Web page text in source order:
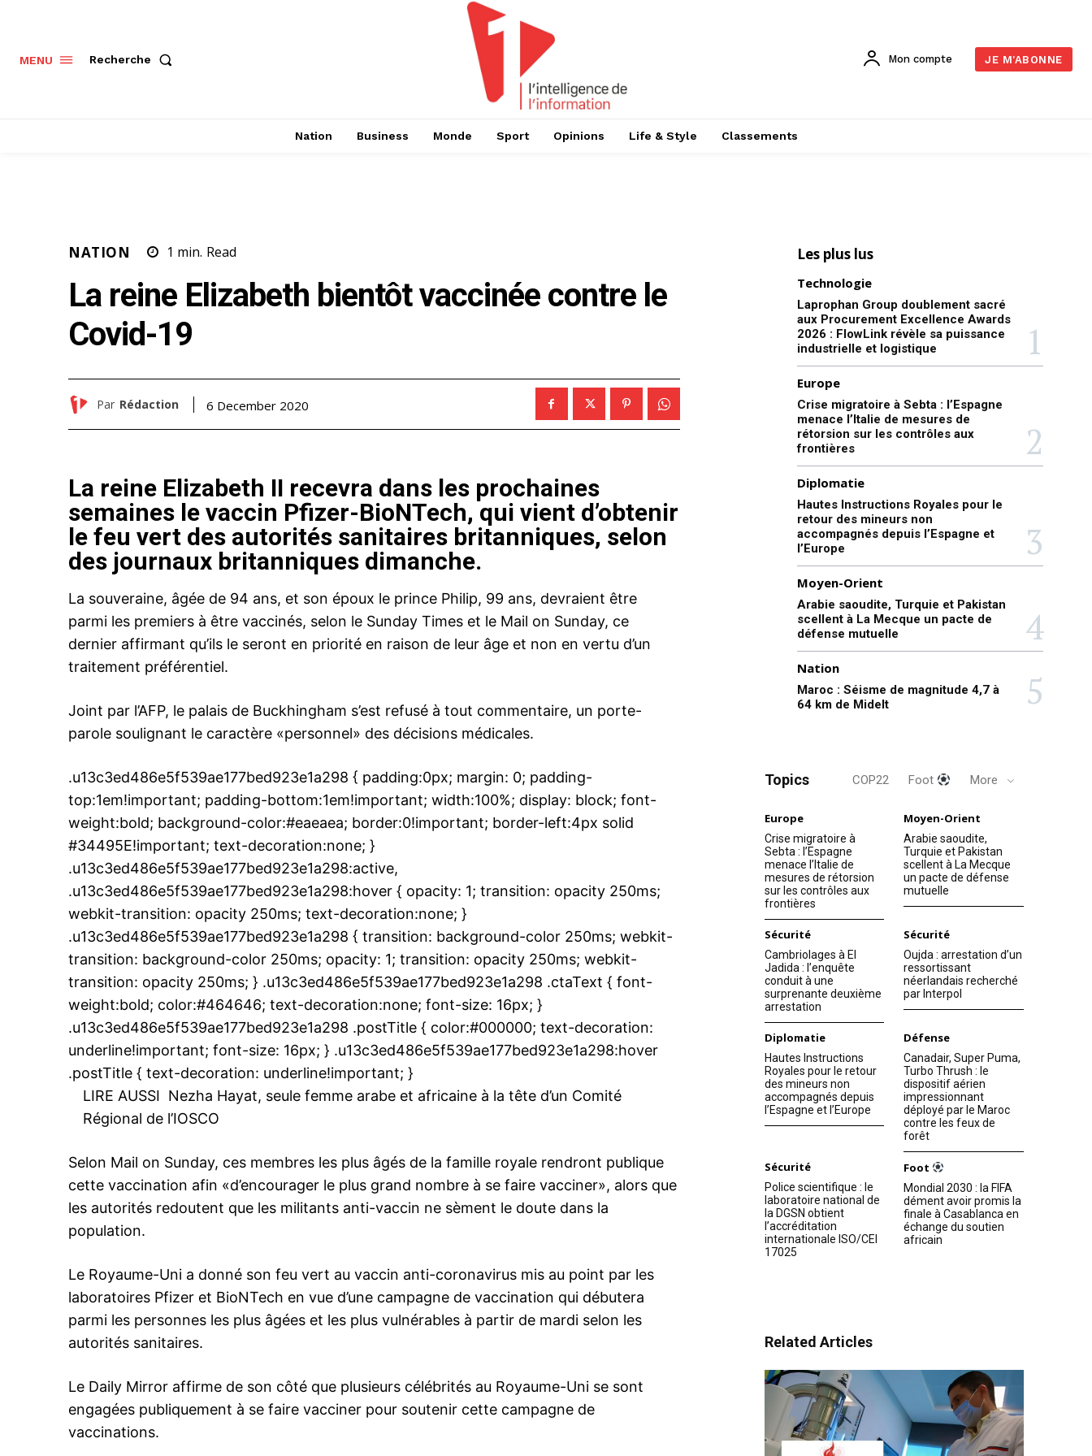
le1.ma
MENU Recherche Mon compte JE M'ABONNE
Nation Business Monde Sport Opinions Life & Style Classements
NATION 1 min. Read
La reine Elizabeth bientôt vaccinée contre le
Covid-19
Par Rédaction 6 December 2020
La reine Elizabeth II recevra dans les prochaines
semaines le vaccin Pfizer-BioNTech, qui vient d’obtenir
le feu vert des autorités sanitaires britanniques, selon
des journaux britanniques dimanche.
La souveraine, âgée de 94 ans, et son époux le prince Philip, 99 ans, devraient être
parmi les premiers à être vaccinés, selon le Sunday Times et le Mail on Sunday, ce
dernier affirmant qu’ils le seront en priorité en raison de leur âge et non en vertu d’un
traitement préférentiel.
Joint par l’AFP, le palais de Buckhingham s’est refusé à tout commentaire, un porte-
parole soulignant le caractère «personnel» des décisions médicales.
.u13c3ed486e5f539ae177bed923e1a298 { padding:0px; margin: 0; padding-
top:1em!important; padding-bottom:1em!important; width:100%; display: block; font-
weight:bold; background-color:#eaeaea; border:0!important; border-left:4px solid
#34495E!important; text-decoration:none; }
.u13c3ed486e5f539ae177bed923e1a298:active,
.u13c3ed486e5f539ae177bed923e1a298:hover { opacity: 1; transition: opacity 250ms;
webkit-transition: opacity 250ms; text-decoration:none; }
.u13c3ed486e5f539ae177bed923e1a298 { transition: background-color 250ms; webkit-
transition: background-color 250ms; opacity: 1; transition: opacity 250ms; webkit-
transition: opacity 250ms; } .u13c3ed486e5f539ae177bed923e1a298 .ctaText { font-
weight:bold; color:#464646; text-decoration:none; font-size: 16px; }
.u13c3ed486e5f539ae177bed923e1a298 .postTitle { color:#000000; text-decoration:
underline!important; font-size: 16px; } .u13c3ed486e5f539ae177bed923e1a298:hover
.postTitle { text-decoration: underline!important; }
LIRE AUSSI Nezha Hayat, seule femme arabe et africaine à la tête d’un Comité
Régional de l’IOSCO
Selon Mail on Sunday, ces membres les plus âgés de la famille royale rendront publique
cette vaccination afin «d’encourager le plus grand nombre à se faire vacciner», alors que
les autorités redoutent que les militants anti-vaccin ne sèment le doute dans la
population.
Le Royaume-Uni a donné son feu vert au vaccin anti-coronavirus mis au point par les
laboratoires Pfizer et BioNTech en vue d’une campagne de vaccination qui débutera
parmi les personnes les plus âgées et les plus vulnérables à partir de mardi selon les
autorités sanitaires.
Le Daily Mirror affirme de son côté que plusieurs célébrités au Royaume-Uni se sont
engagées publiquement à se faire vacciner pour soutenir cette campagne de
vaccinations.
Les plus lus
Technologie
Laprophan Group doublement sacré
aux Procurement Excellence Awards
2026 : FlowLink révèle sa puissance
industrielle et logistique
Europe
Crise migratoire à Sebta : l’Espagne
menace l’Italie de mesures de
rétorsion sur les contrôles aux
frontières
Diplomatie
Hautes Instructions Royales pour le
retour des mineurs non
accompagnés depuis l’Espagne et
l’Europe
Moyen-Orient
Arabie saoudite, Turquie et Pakistan
scellent à La Mecque un pacte de
défense mutuelle
Nation
Maroc : Séisme de magnitude 4,7 à
64 km de Midelt
Topics COP22 Foot More
Europe
Crise migratoire à
Sebta : l’Espagne
menace l’Italie de
mesures de rétorsion
sur les contrôles aux
frontières
Moyen-Orient
Arabie saoudite,
Turquie et Pakistan
scellent à La Mecque
un pacte de défense
mutuelle
Sécurité
Cambriolages à El
Jadida : l’enquête
conduit à une
surprenante deuxième
arrestation
Sécurité
Oujda : arrestation d’un
ressortissant
néerlandais recherché
par Interpol
Diplomatie
Hautes Instructions
Royales pour le retour
des mineurs non
accompagnés depuis
l’Espagne et l’Europe
Défense
Canadair, Super Puma,
Turbo Thrush : le
dispositif aérien
impressionnant
déployé par le Maroc
contre les feux de
forêt
Sécurité
Police scientifique : le
laboratoire national de
la DGSN obtient
l’accréditation
internationale ISO/CEI
17025
Foot
Mondial 2030 : la FIFA
dément avoir promis la
finale à Casablanca en
échange du soutien
africain
Related Articles